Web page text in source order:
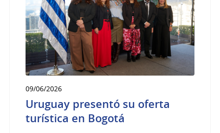
09/06/2026
Uruguay presentó su oferta
turística en Bogotá